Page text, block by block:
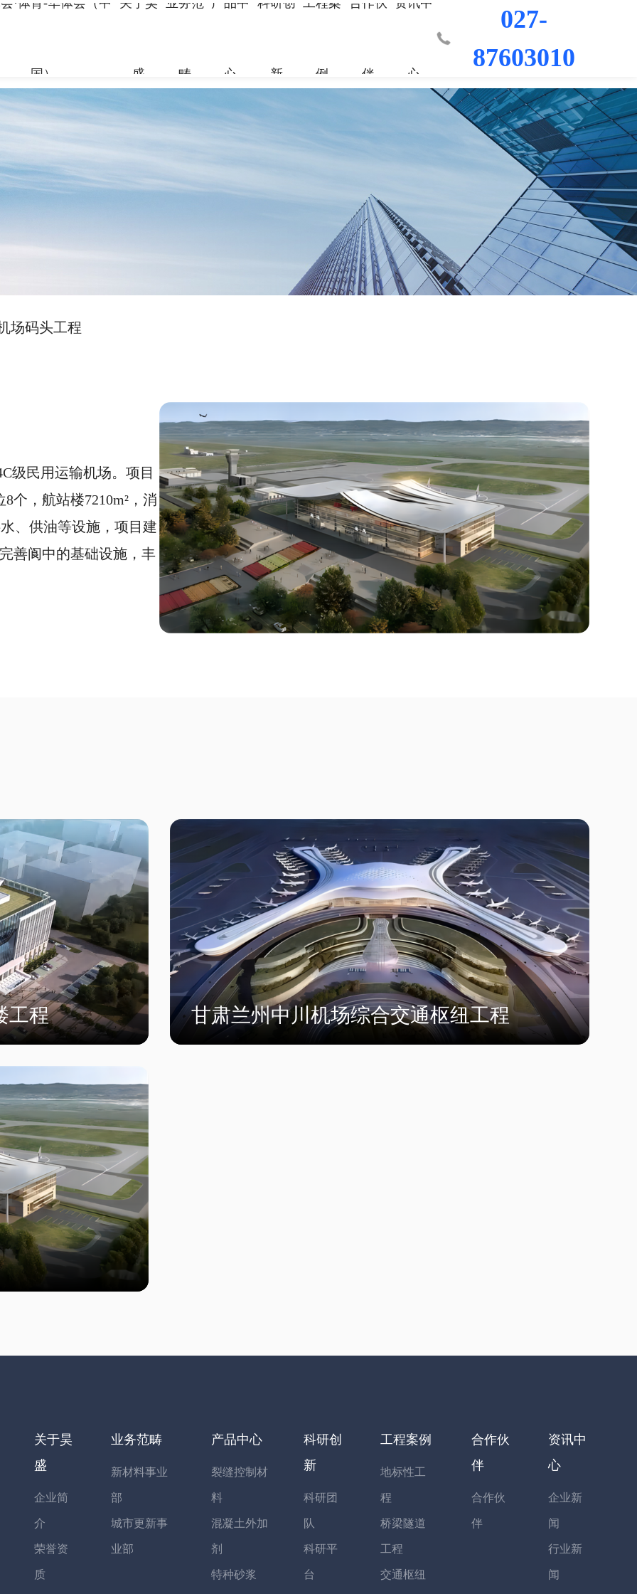
·体育-华体会（中
国）
关于昊
盛
关于昊盛
打造绿色建材，共筑美好生
命
企业简介 荣誉资质
业务范
畴
业务范畴
打造绿色建材，共筑美好生
命
新材料事业部 城市更新事业部
产品中
心
产品中心
打造绿色建材，共筑美好生
命
裂缝控制材料 混凝土外加剂
防水/防腐涂料
科研创
新
科研创新
打造绿色建材，共筑美好生
命
科研团队 科研平台
工程案
例
工程案例 地标性工程 桥梁隧道工程
水利水电工程
合作伙
伴
合作伙伴
打造绿色建材，共筑美好生
命
合作伙伴
资讯中
心
资讯中心
打造绿色建材，共筑美好生
命
企业新闻 行业新闻
027-
87603010
场码头工程
级民用运输机场。项目
个，航站楼7210m²，消
、供油等设施，项目建
善阆中的基础设施，丰
工程 甘肃兰州中川机场综合交通枢纽工程
关于昊
盛
企业简
介
荣誉资
质
业务范畴
新材料事业
部
城市更新事
业部
产品中心
裂缝控制材
料
混凝土外加
剂
特种砂浆
科研创
新
科研团
队
科研平
台
工程案例
地标性工
程
桥梁隧道
工程
交通枢纽
合作伙
伴
合作伙
伴
资讯中
心
企业新
闻
行业新
闻